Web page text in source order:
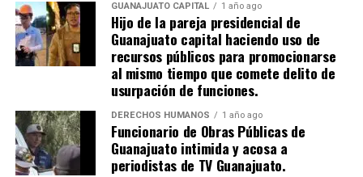
GUANAJUATO CAPITAL 1 año ago
Hijo de la pareja presidencial de
Guanajuato capital haciendo uso de
recursos públicos para promocionarse
al mismo tiempo que comete delito de
usurpación de funciones.
DERECHOS HUMANOS 1 año ago
Funcionario de Obras Públicas de
Guanajuato intimida y acosa a
periodistas de TV Guanajuato.